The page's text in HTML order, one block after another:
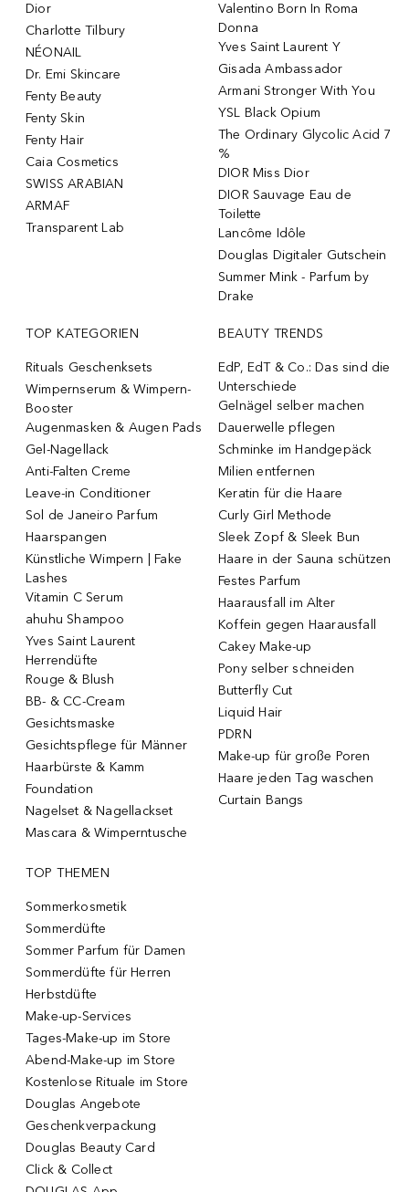
Dior
Charlotte Tilbury
NÉONAIL
Dr. Emi Skincare
Fenty Beauty
Fenty Skin
Fenty Hair
Caia Cosmetics
SWISS ARABIAN
ARMAF
Transparent Lab
Valentino Born In Roma
Donna
Yves Saint Laurent Y
Gisada Ambassador
Armani Stronger With You
YSL Black Opium
The Ordinary Glycolic Acid 7
%
DIOR Miss Dior
DIOR Sauvage Eau de
Toilette
Lancôme Idôle
Douglas Digitaler Gutschein
Summer Mink - Parfum by
Drake
TOP KATEGORIEN
Rituals Geschenksets
Wimpernserum & Wimpern-
Booster
Augenmasken & Augen Pads
Gel-Nagellack
Anti-Falten Creme
Leave-in Conditioner
Sol de Janeiro Parfum
Haarspangen
Künstliche Wimpern | Fake
Lashes
Vitamin C Serum
ahuhu Shampoo
Yves Saint Laurent
Herrendüfte
Rouge & Blush
BB- & CC-Cream
Gesichtsmaske
Gesichtspflege für Männer
Haarbürste & Kamm
Foundation
Nagelset & Nagellackset
Mascara & Wimperntusche
BEAUTY TRENDS
EdP, EdT & Co.: Das sind die
Unterschiede
Gelnägel selber machen
Dauerwelle pflegen
Schminke im Handgepäck
Milien entfernen
Keratin für die Haare
Curly Girl Methode
Sleek Zopf & Sleek Bun
Haare in der Sauna schützen
Festes Parfum
Haarausfall im Alter
Koffein gegen Haarausfall
Cakey Make-up
Pony selber schneiden
Butterfly Cut
Liquid Hair
PDRN
Make-up für große Poren
Haare jeden Tag waschen
Curtain Bangs
TOP THEMEN
Sommerkosmetik
Sommerdüfte
Sommer Parfum für Damen
Sommerdüfte für Herren
Herbstdüfte
Make-up-Services
Tages-Make-up im Store
Abend-Make-up im Store
Kostenlose Rituale im Store
Douglas Angebote
Geschenkverpackung
Douglas Beauty Card
Click & Collect